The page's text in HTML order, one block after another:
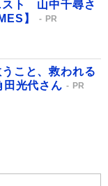
スト 山中千尋さ
】
PR
うこと、救われる
光代さん
PR